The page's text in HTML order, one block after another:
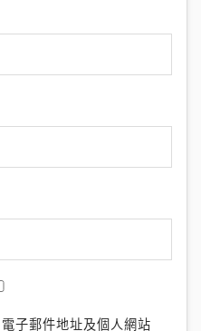
子郵件地址及個人網站